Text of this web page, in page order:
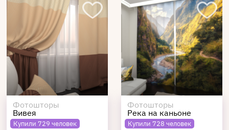
Фотошторы
Вивея
Купили 729 человек
Фотошторы
Река на каньоне
Купили 728 человек